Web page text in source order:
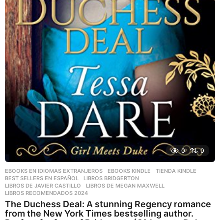
0 0
EBOOKS EN IDIOMAS EXTRANJEROS ,EBOOKS KINDLE ,TIENDA KINDLE
BEST SELLERS EN ESPAÑOL
,LIBROS BRIDGERTON
LIBROS DE JAVIER CASTILLO
,LIBROS DE MEGAN MAXWELL
LIBROS RECOMENDADOS 2024
The Duchess Deal: A stunning Regency romance
from the New York Times bestselling author.